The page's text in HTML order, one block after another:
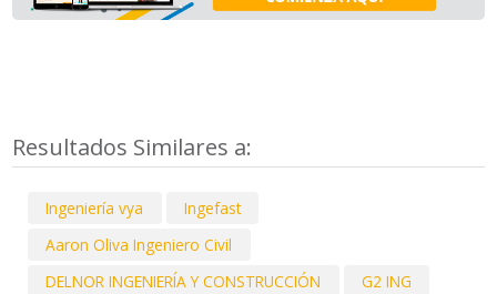
Resultados Similares a:
Ingeniería vya
Ingefast
Aaron Oliva Ingeniero Civil
DELNOR INGENIERÍA Y CONSTRUCCIÓN
G2 ING